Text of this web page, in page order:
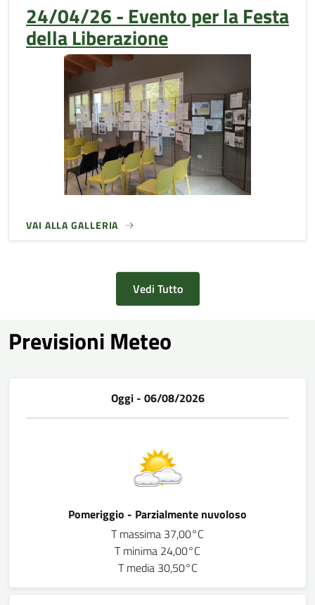
24/04/26 - Evento per la Festa
della Liberazione
VAI ALLA GALLERIA
Vedi Tutto
Previsioni Meteo
Oggi - 06/08/2026
Pomeriggio - Parzialmente nuvoloso
T massima 37,00°C
T minima 24,00°C
T media 30,50°C